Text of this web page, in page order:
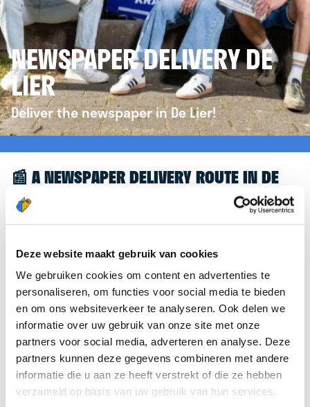
Deze website maakt gebruik van cookies
We gebruiken cookies om content en advertenties te
personaliseren, om functies voor social media te bieden
en om ons websiteverkeer te analyseren. Ook delen we
informatie over uw gebruik van onze site met onze
partners voor social media, adverteren en analyse. Deze
partners kunnen deze gegevens combineren met andere
informatie die u aan ze heeft verstrekt of die ze hebben
verzameld op basis van uw gebruik van hun services.
NEWSPAPER DELIVERY DE
LIER
Deliver the newspaper in De Lier!
📰 A NEWSPAPER DELIVERY ROUTE IN DE
LIER
Great to see you're interested in a newspaper
like to refer you to thekrantenbezorgen.nl
website. There, you can easily sign up to deliver
newspapers in De Lier.
We hope you can get started soon and wish you
the best of luck! 🚴‍♂️💨